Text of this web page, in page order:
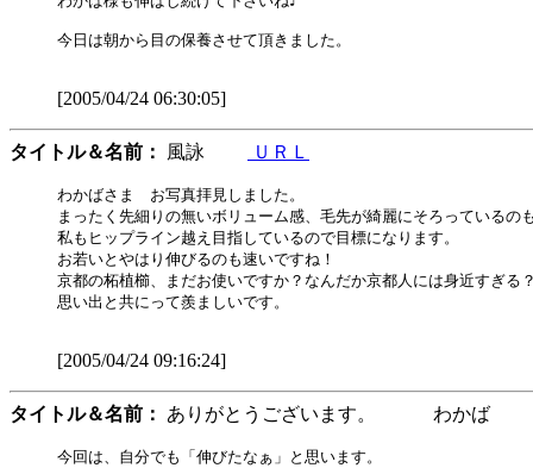
今日は朝から目の保養させて頂きました。
[2005/04/24 06:30:05]
タイトル＆名前： 風詠 ＵＲＬ
わかばさま　お写真拝見しました。
まったく先細りの無いボリューム感、毛先が綺麗にそろっているの
私もヒップライン越え目指しているので目標になります。
お若いとやはり伸びるのも速いですね！
京都の柘植櫛、まだお使いですか？なんだか京都人には身近すぎる
思い出と共にって羨ましいです。
[2005/04/24 09:16:24]
タイトル＆名前： ありがとうございます。 わかば
今回は、自分でも「伸びたなぁ」と思います。